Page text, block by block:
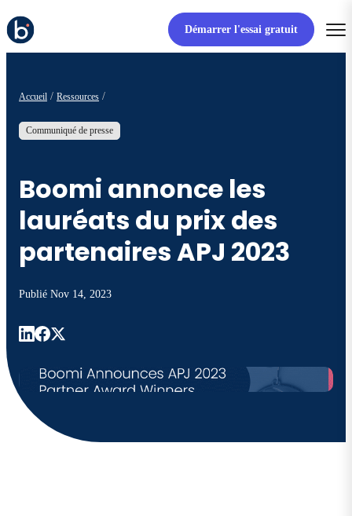
Démarrer l'essai gratuit
Accueil Ressources
Communiqué de presse
Boomi annonce les
lauréats du prix des
partenaires APJ 2023
Publié Nov 14, 2023